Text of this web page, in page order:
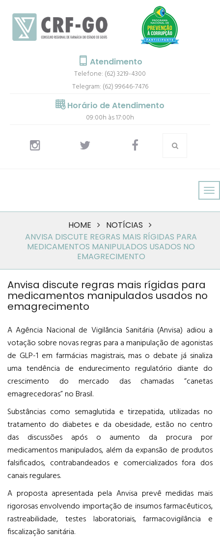
Atendimento
Telefone: (62) 3219-4300
Telegram: (62) 99646-7476
Horário de Atendimento
09:00h às 17:00h
HOME
NOTÍCIAS
ANVISA DISCUTE REGRAS MAIS RÍGIDAS PARA
MEDICAMENTOS MANIPULADOS USADOS NO
EMAGRECIMENTO
Anvisa discute regras mais rígidas para
medicamentos manipulados usados no
emagrecimento
A Agência Nacional de Vigilância Sanitária (Anvisa) adiou a
votação sobre novas regras para a manipulação de agonistas
de GLP-1 em farmácias magistrais, mas o debate já sinaliza
uma tendência de endurecimento regulatório diante do
crescimento do mercado das chamadas “canetas
emagrecedoras” no Brasil.
Substâncias como semaglutida e tirzepatida, utilizadas no
tratamento do diabetes e da obesidade, estão no centro
das discussões após o aumento da procura por
medicamentos manipulados, além da expansão de produtos
falsificados, contrabandeados e comercializados fora dos
canais regulares.
A proposta apresentada pela Anvisa prevê medidas mais
rigorosas envolvendo importação de insumos farmacêuticos,
rastreabilidade, testes laboratoriais, farmacovigilância e
fiscalização sanitária.